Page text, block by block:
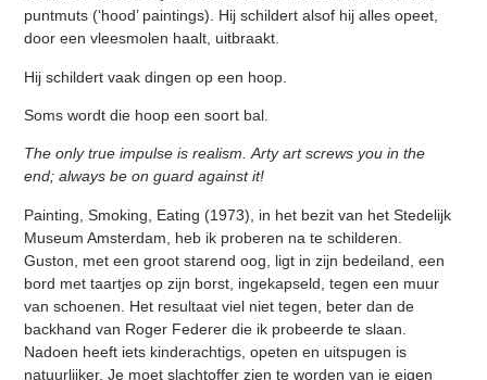
puntmuts (‘hood’ paintings). Hij schildert alsof hij alles opeet,
door een vleesmolen haalt, uitbraakt.
Hij schildert vaak dingen op een hoop.
Soms wordt die hoop een soort bal.
The only true impulse is realism. Arty art screws you in the
end; always be on guard against it!
Painting, Smoking, Eating (1973), in het bezit van het Stedelijk
Museum Amsterdam, heb ik proberen na te schilderen.
Guston, met een groot starend oog, ligt in zijn bedeiland, een
bord met taartjes op zijn borst, ingekapseld, tegen een muur
van schoenen. Het resultaat viel niet tegen, beter dan de
backhand van Roger Federer die ik probeerde te slaan.
Nadoen heeft iets kinderachtigs, opeten en uitspugen is
natuurlijker. Je moet slachtoffer zien te worden van je eigen